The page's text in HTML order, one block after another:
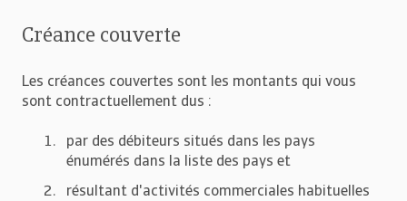
Créance couverte
Les créances couvertes sont les montants qui vous
sont contractuellement dus :
par des débiteurs situés dans les pays
énumérés dans la liste des pays et
résultant d'activités commerciales habituelles